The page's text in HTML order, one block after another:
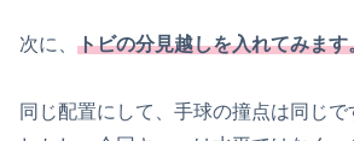
次に、 トビの分見越しを入れてみます
同じ配置にして、手球の撞点は同じで